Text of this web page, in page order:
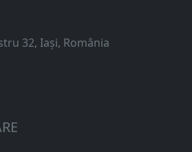
32, Iași, România